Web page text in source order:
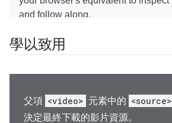
學以致用
父項 <video> 元素中的 <source>
決定最終下載的影片資源。